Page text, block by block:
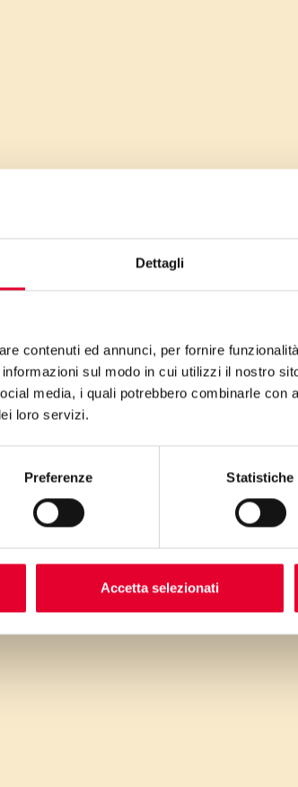
Dettagli
contenuti ed annunci, per fornire
sul modo in cui utilizzi il nostro
media, i quali potrebbero combinarle con
loro servizi.
Preferenze Statistiche
Accetta selezionati